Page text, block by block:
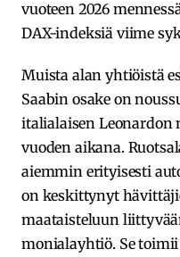
vuoteen 2026
DAX-indeksiä viime
Muista alan yhtiöistä
Saabin osake on
italialaisen Leonardon
vuoden aikana.
aiemmin erityisesti
on keskittynyt
maataisteluun
monialayhtiö. Se